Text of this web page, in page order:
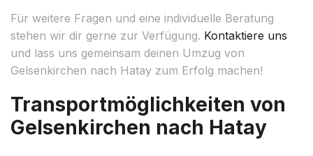
Für weitere Fragen und eine individuelle Beratung
stehen wir dir gerne zur Verfügung. Kontaktiere uns
und lass uns gemeinsam deinen Umzug von
Gelsenkirchen nach Hatay zum Erfolg machen!
Transportmöglichkeiten von
Gelsenkirchen nach Hatay